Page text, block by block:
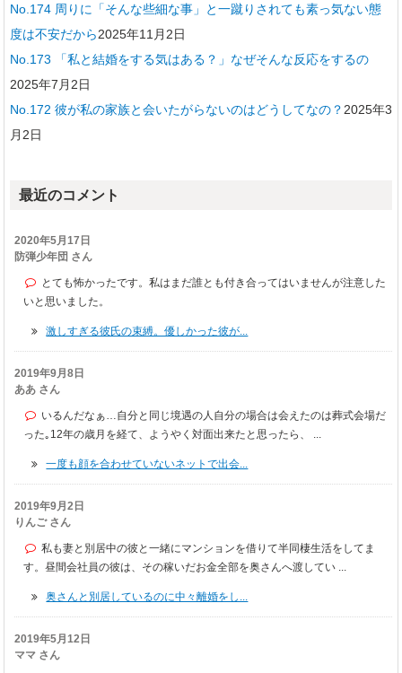
No.174 周りに「そんな些細な事」と一蹴りされても素っ気ない態
度は不安だから2025年11月2日
No.173 「私と結婚をする気はある？」なぜそんな反応をするの
2025年7月2日
No.172 彼が私の家族と会いたがらないのはどうしてなの？ 2025年3
月2日
最近のコメント
2020年5月17日
防弾少年団 さん
とても怖かったです。私はまだ誰とも付き合ってはいませんが注意した
いと思いました。
激しすぎる彼氏の束縛。優しかった彼が...
2019年9月8日
ああ さん
いるんだなぁ…自分と同じ境遇の人自分の場合は会えたのは葬式会場だ
った｡12年の歳月を経て、ようやく対面出来たと思ったら、 ...
一度も顔を合わせていないネットで出会...
2019年9月2日
りんご さん
私も妻と別居中の彼と一緒にマンションを借りて半同棲生活をしてま
す。昼間会社員の彼は、その稼いだお金全部を奥さんへ渡してい ...
奥さんと別居しているのに中々離婚をし...
2019年5月12日
ママ さん